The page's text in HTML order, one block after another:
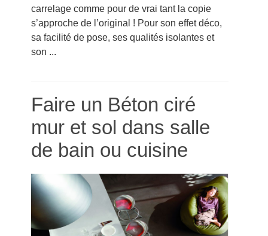
carrelage comme pour de vrai tant la copie
s’approche de l’original ! Pour son effet déco,
sa facilité de pose, ses qualités isolantes et
son ...
Faire un Béton ciré
mur et sol dans salle
de bain ou cuisine